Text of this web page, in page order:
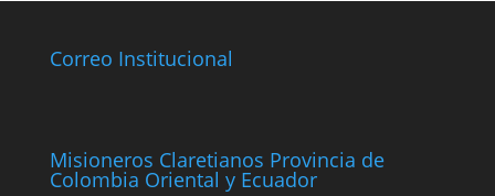
Correo Institucional
Misioneros Claretianos Provincia de
Colombia Oriental y Ecuador